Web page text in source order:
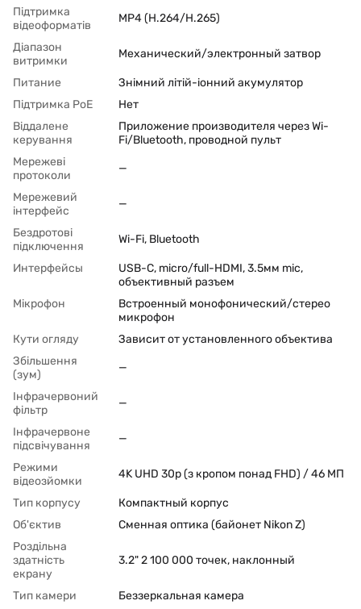
Підтримка
відеоформатів
MP4 (H.264/H.265)
Діапазон
витримки
Механический/электронный затвор
Питание
Знімний літій-іонний акумулятор
Підтримка PoЕ
Нет
Віддалене
керування
Приложение производителя через Wi-
Fi/Bluetooth, проводной пульт
Мережеві
протоколи
—
Мережевий
інтерфейс
—
Бездротові
підключення
Wi-Fi, Bluetooth
Интерфейсы
USB-C, micro/full-HDMI, 3.5мм mic,
объективный разъем
Мікрофон
Встроенный монофонический/стерео
микрофон
Кути огляду
Зависит от установленного объектива
Збільшення
(зум)
—
Інфрачервоний
фільтр
—
Інфрачервоне
підсвічування
—
Режими
відеозйомки
4K UHD 30p (з кропом понад FHD) / 46 МП
Тип корпусу
Компактный корпус
Об'єктив
Сменная оптика (байонет Nikon Z)
Роздільна
здатність
екрану
3.2" 2 100 000 точек, наклонный
Тип камери
Беззеркальная камера